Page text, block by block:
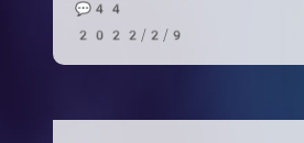
💬44
2022/2/9